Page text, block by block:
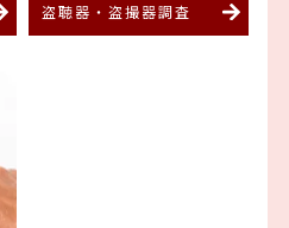
盗聴器・盗撮器調査